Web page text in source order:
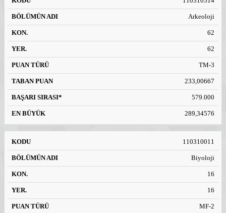
Arkeoloji
62
62
TM-3
233,00667
579.000
289,34576
110310011
Biyoloji
16
16
MF-2